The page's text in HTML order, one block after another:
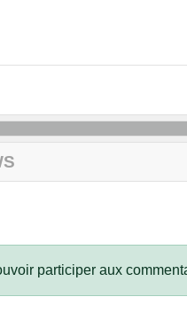
participer aux